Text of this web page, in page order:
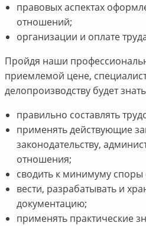
правовых аспектах
отношений;
организации и оплате
Пройдя наши
приемлемой цене,
делопроизводству будет
правильно составлять
применять действующие
законодательству,
отношения;
сводить к минимуму споры
вести, разрабатывать и
документацию;
применять практические